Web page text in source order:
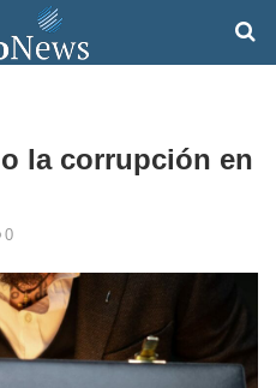
la corrupción en
0